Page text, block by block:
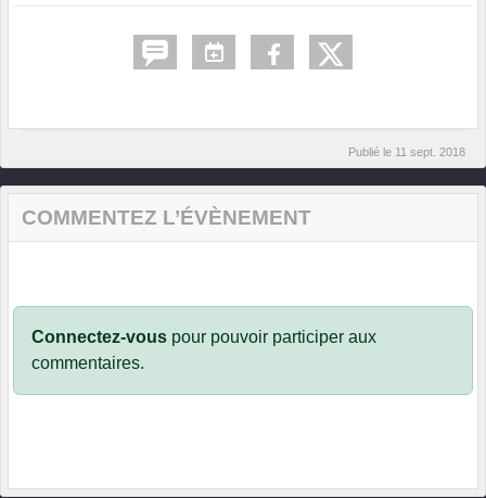
Publié le 11 sept. 2018
COMMENTEZ L’ÉVÈNEMENT
Connectez-vous pour pouvoir participer aux
commentaires.